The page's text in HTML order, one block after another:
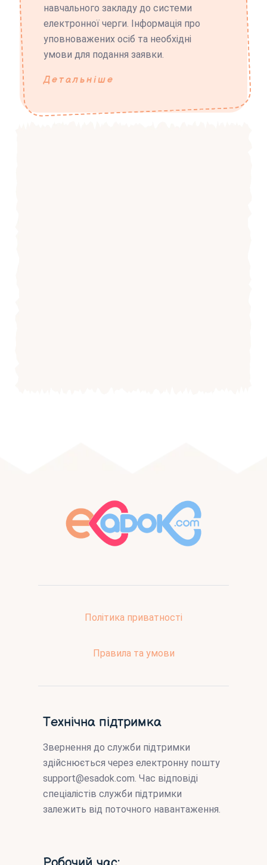
навчального закладу до системи
електронної черги. Інформація про
уповноважених осіб та необхідні
умови для подання заявки.
Детальніше
Політика приватності
Правила та умови
Технічна підтримка
Звернення до служби підтримки
здійснюється через електронну пошту
support@esadok.com. Час відповіді
спеціалістів служби підтримки
залежить від поточного навантаження.